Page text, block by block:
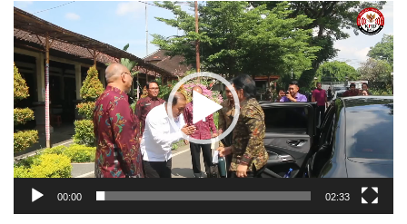
Video
Player
00:00 02:33